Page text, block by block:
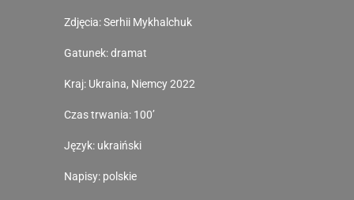
Zdjęcia:Serhii Mykhalchuk
Gatunek: dramat
Kraj: Ukraina, Niemcy 2022
Czas trwania: 100’
Język: ukraiński
Napisy: polskie